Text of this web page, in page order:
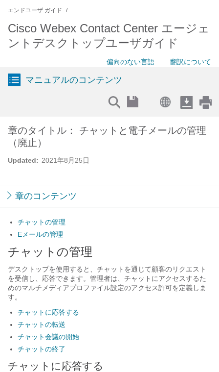
エンドユーザ ガイド
Cisco Webex Contact Center エージェ
ントデスクトップユーザガイド
偏向のない言語 翻訳について
マニュアルのコンテンツ
Updated: 2021年8月25日
章のタイトル： チャットと電子メールの管理
（廃止）
章のコンテンツ
チャットの管理
Eメールの管理
チャットの管理
デスクトップを使用すると、チャットを通じて顧客のリクエスト
を受信し、応答できます。管理者は、チャットにアクセスするた
めのマルチメディアプロファイル設定のアクセス許可を定義しま
す。
チャットに応答する
チャットの転送
チャット会議の開始
チャットの終了
チャットに応答する